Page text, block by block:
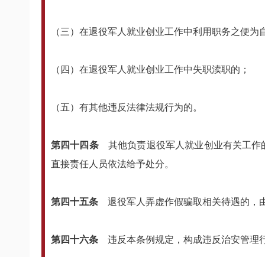
（三）在退役军人就业创业工作中利用职务之便
（四）在退役军人就业创业工作中失职渎职的；
（五）有其他违反法律法规行为的。
第四十四条 其他负责退役军人就业创业有关工
直接责任人员依法给予处分。
第四十五条 退役军人弄虚作假骗取相关待遇的，
第四十六条 违反本条例规定，构成违反治安管理